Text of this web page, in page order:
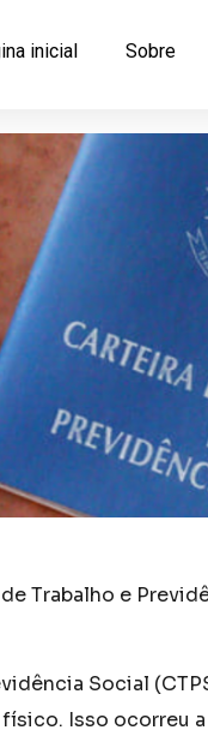
inicial Sobre
Trabalho e
Social
Isso ocorreu a